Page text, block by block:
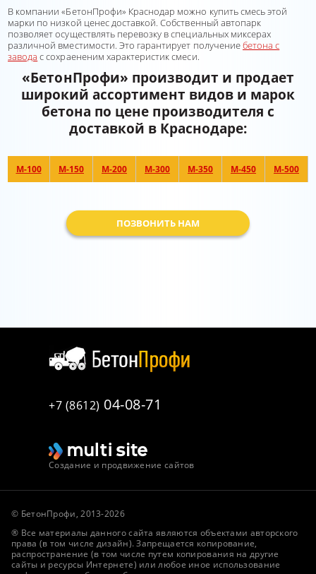
В компании «БетонПрофи» Краснодар можно купить смесь этой
марки по низкой ценес доставкой. Собственный автопарк
позволяет осуществлять перевозку в специальных миксерах
различной вместимости. Это гарантирует получениебетона с
завода с сохраененим характеристик смеси.
«БетонПрофи» производит и продает
широкий ассортимент видов и марок
бетона по цене производителя с
доставкой в Краснодаре:
М-100 М-150 М-200 М-300 М-350 М-450 М-500
ПОЗВОНИТЬ НАМ
+7 (8612) 04-08-71
Создание и продвижение сайтов
© БетонПрофи, 2013-2026
® Все материалы данного сайта являются объектами авторского
права (в том числе дизайн). Запрещается копирование,
распространение (в том числе путем копирования на другие
сайты и ресурсы Интернете) или любое иное использование